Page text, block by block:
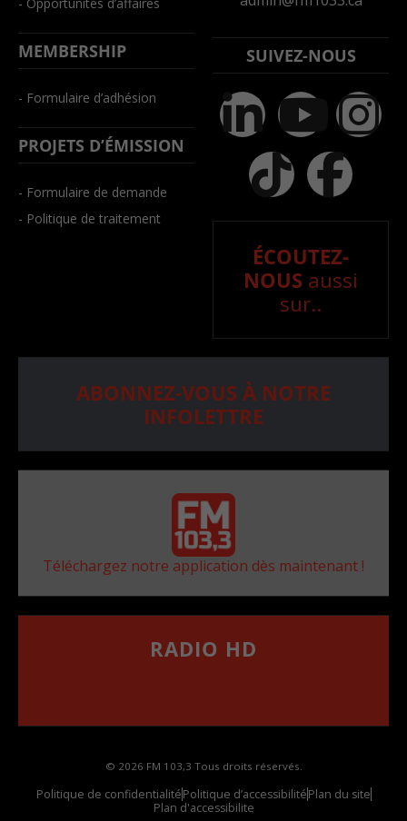
MEMBERSHIP
- Formulaire d’adhésion
PROJETS D’ÉMISSION
- Formulaire de demande
- Politique de traitement
SUIVEZ-NOUS
ÉCOUTEZ-
NOUS aussi
sur..
ABONNEZ-VOUS À NOTRE
INFOLETTRE
Téléchargez notre application dès maintenant !
RADIO HD
© 2026 FM 103,3 Tous droits réservés.
Politique de confidentialitéPolitique d’accessibilitéPlan du site
Plan d'accessibilite